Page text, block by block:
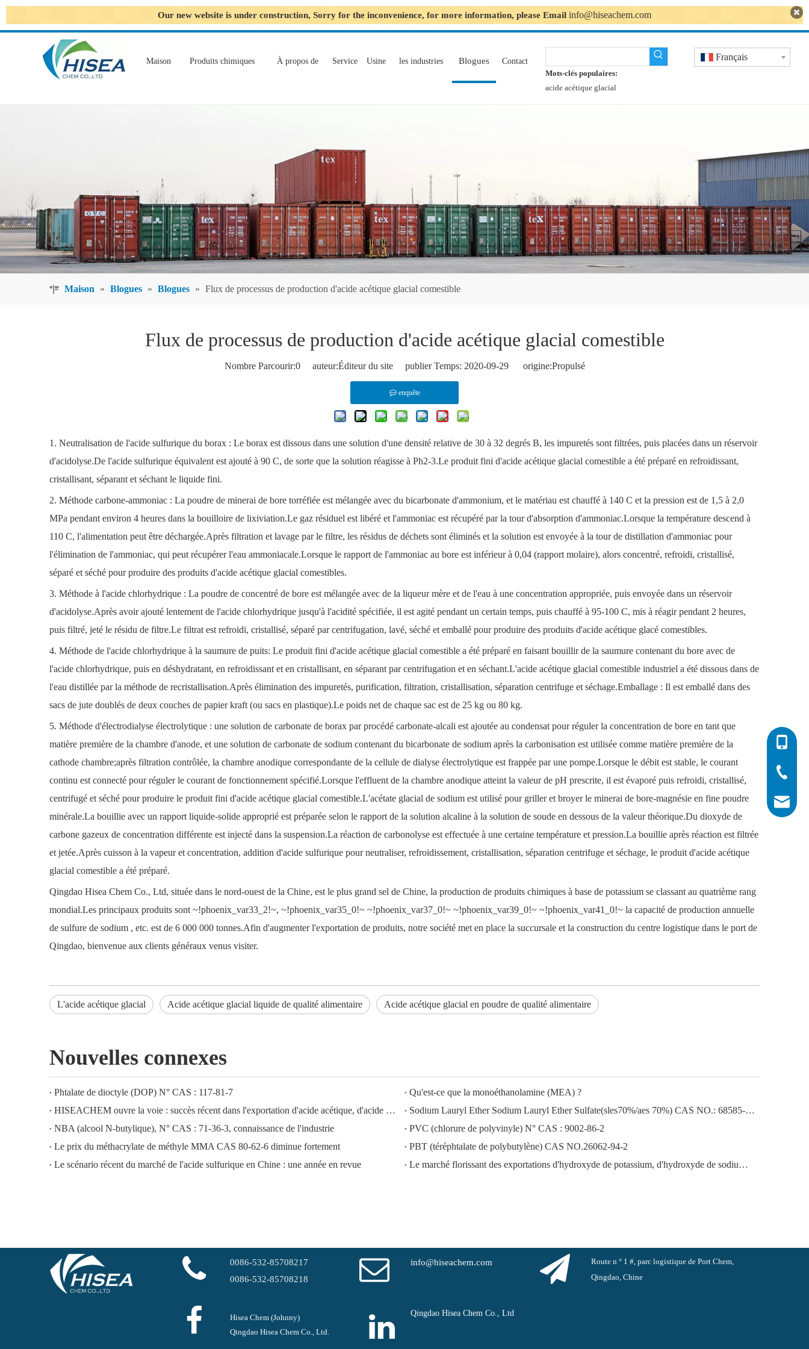
Our new website is under construction, Sorry for the inconvenience, for more information, please Email info@hiseachem.com
Maison Produits chimiques À propos de Service Usine les industries Blogues
Contact
Mots-clés populaires:
acide acétique glacial
Français
Maison » Blogues » Blogues » Flux de processus de production d'acide acétique glacial comestible
Flux de processus de production d'acide acétique glacial comestible
Nombre Parcourir:0auteur:Éditeur du site publier Temps: 2020-09-29 origine:Propulsé
enquête
1. Neutralisation de l'acide sulfurique du borax : Le borax est dissous dans une solution d'une densité relative de 30 à 32 degrés B, les impuretés sont filtrées, puis placées dans un réservoir
d'acidolyse.De l'acide sulfurique équivalent est ajouté à 90 C, de sorte que la solution réagisse à Ph2-3.Le produit fini d'acide acétique glacial comestible a été préparé en refroidissant,
cristallisant, séparant et séchant le liquide fini.
2. Méthode carbone-ammoniac : La poudre de minerai de bore torréfiée est mélangée avec du bicarbonate d'ammonium, et le matériau est chauffé à 140 C et la pression est de 1,5 à 2,0
MPa pendant environ 4 heures dans la bouilloire de lixiviation.Le gaz résiduel est libéré et l'ammoniac est récupéré par la tour d'absorption d'ammoniac.Lorsque la température descend à
110 C, l'alimentation peut être déchargée.Après filtration et lavage par le filtre, les résidus de déchets sont éliminés et la solution est envoyée à la tour de distillation d'ammoniac pour
l'élimination de l'ammoniac, qui peut récupérer l'eau ammoniacale.Lorsque le rapport de l'ammoniac au bore est inférieur à 0,04 (rapport molaire), alors concentré, refroidi, cristallisé,
séparé et séché pour produire des produits d'acide acétique glacial comestibles.
3. Méthode à l'acide chlorhydrique : La poudre de concentré de bore est mélangée avec de la liqueur mère et de l'eau à une concentration appropriée, puis envoyée dans un réservoir
d'acidolyse.Après avoir ajouté lentement de l'acide chlorhydrique jusqu'à l'acidité spécifiée, il est agité pendant un certain temps, puis chauffé à 95-100 C, mis à réagir pendant 2 heures,
puis filtré, jeté le résidu de filtre.Le filtrat est refroidi, cristallisé, séparé par centrifugation, lavé, séché et emballé pour produire des produits d'acide acétique glacé comestibles.
4. Méthode de l'acide chlorhydrique à la saumure de puits: Le produit fini d'acide acétique glacial comestible a été préparé en faisant bouillir de la saumure contenant du bore avec de
l'acide chlorhydrique, puis en déshydratant, en refroidissant et en cristallisant, en séparant par centrifugation et en séchant.L'acide acétique glacial comestible industriel a été dissous dans de
l'eau distillée par la méthode de recristallisation.Après élimination des impuretés, purification, filtration, cristallisation, séparation centrifuge et séchage.Emballage : Il est emballé dans des
sacs de jute doublés de deux couches de papier kraft (ou sacs en plastique).Le poids net de chaque sac est de 25 kg ou 80 kg.
5. Méthode d'électrodialyse électrolytique : une solution de carbonate de borax par procédé carbonate-alcali est ajoutée au condensat pour réguler la concentration de bore en tant que
matière première de la chambre d'anode, et une solution de carbonate de sodium contenant du bicarbonate de sodium après la carbonisation est utilisée comme matière première de la
cathode chambre;après filtration contrôlée, la chambre anodique correspondante de la cellule de dialyse électrolytique est frappée par une pompe.Lorsque le débit est stable, le courant
continu est connecté pour réguler le courant de fonctionnement spécifié.Lorsque l'effluent de la chambre anodique atteint la valeur de pH prescrite, il est évaporé puis refroidi, cristallisé,
centrifugé et séché pour produire le produit fini d'acide acétique glacial comestible.L'acétate glacial de sodium est utilisé pour griller et broyer le minerai de bore-magnésie en fine poudre
minérale.La bouillie avec un rapport liquide-solide approprié est préparée selon le rapport de la solution alcaline à la solution de soude en dessous de la valeur théorique.Du dioxyde de
carbone gazeux de concentration différente est injecté dans la suspension.La réaction de carbonolyse est effectuée à une certaine température et pression.La bouillie après réaction est filtrée
et jetée.Après cuisson à la vapeur et concentration, addition d'acide sulfurique pour neutraliser, refroidissement, cristallisation, séparation centrifuge et séchage, le produit d'acide acétique
glacial comestible a été préparé.
Qingdao Hisea Chem Co., Ltd, située dans le nord-ouest de la Chine, est le plus grand sel de Chine, la production de produits chimiques à base de potassium se classant au quatrième rang
mondial.Les principaux produits sont ~!phoenix_var33_2!~, ~!phoenix_var35_0!~ ~!phoenix_var37_0!~ ~!phoenix_var39_0!~ ~!phoenix_var41_0!~ la capacité de production annuelle
de sulfure de sodium , etc. est de 6 000 000 tonnes.Afin d'augmenter l'exportation de produits, notre société met en place la succursale et la construction du centre logistique dans le port de
Qingdao, bienvenue aux clients généraux venus visiter.
L'acide acétique glacial Acide acétique glacial liquide de qualité alimentaire Acide acétique glacial en poudre de qualité alimentaire
Nouvelles connexes
Phtalate de dioctyle (DOP) N° CAS : 117-81-7
Qu'est-ce que la monoéthanolamine (MEA) ?
HISEACHEM ouvre la voie : succès récent dans l'exportation d'acide acétique, d'acide oxalique, d'acide sulfurique, d'acide nitrique, de soude caustique, d'alcali liquide et de métabisulfite de sodium depuis la Chine
Sodium Lauryl Ether Sodium Lauryl Ether Sulfate(sles70%/aes 70%) CAS NO.: 68585-34-2sles70%/aes 70%) CAS NO.: 68585-34-2
NBA (alcool N-butylique), N° CAS : 71-36-3, connaissance de l'industrie
PVC (chlorure de polyvinyle) N° CAS : 9002-86-2
Le prix du méthacrylate de méthyle MMA CAS 80-62-6 diminue fortement
PBT (téréphtalate de polybutylène) CAS NO.26062-94-2
Le scénario récent du marché de l'acide sulfurique en Chine : une année en revue
Le marché florissant des exportations d'hydroxyde de potassium, d'hydroxyde de sodium et de peroxyde d'hydrogène depuis la Chine : un examen de l'année écoulée
0086-
0086-
0086-
0086-532-85708217
0086-532-85708218
info@hiseachem.com
Route n ° 1 #, parc logistique de Port Chem,
Qingdao, Chine
Hisea Chem (Johnny)
Qingdao Hisea Chem Co., Ltd.
Qingdao Hisea Chem Co., Ltd